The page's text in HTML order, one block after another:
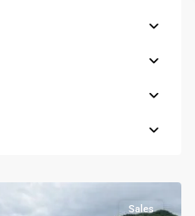
Sales